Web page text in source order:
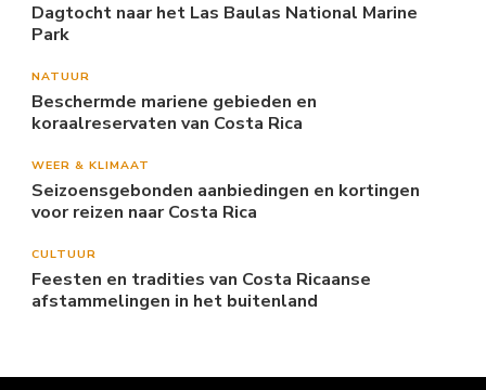
Dagtocht naar het Las Baulas National Marine
Park
NATUUR
Beschermde mariene gebieden en
koraalreservaten van Costa Rica
WEER & KLIMAAT
Seizoensgebonden aanbiedingen en kortingen
voor reizen naar Costa Rica
CULTUUR
Feesten en tradities van Costa Ricaanse
afstammelingen in het buitenland